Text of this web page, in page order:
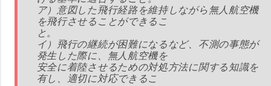
ア）意図した飛行経路を維持しながら無人航空機
を飛行させることができるこ
と。
イ）飛行の継続が困難になるなど、不測の事態が
発生した際に、無人航空機を
安全に着陸させるための対処方法に関する知識を
有し、適切に対応できるこ